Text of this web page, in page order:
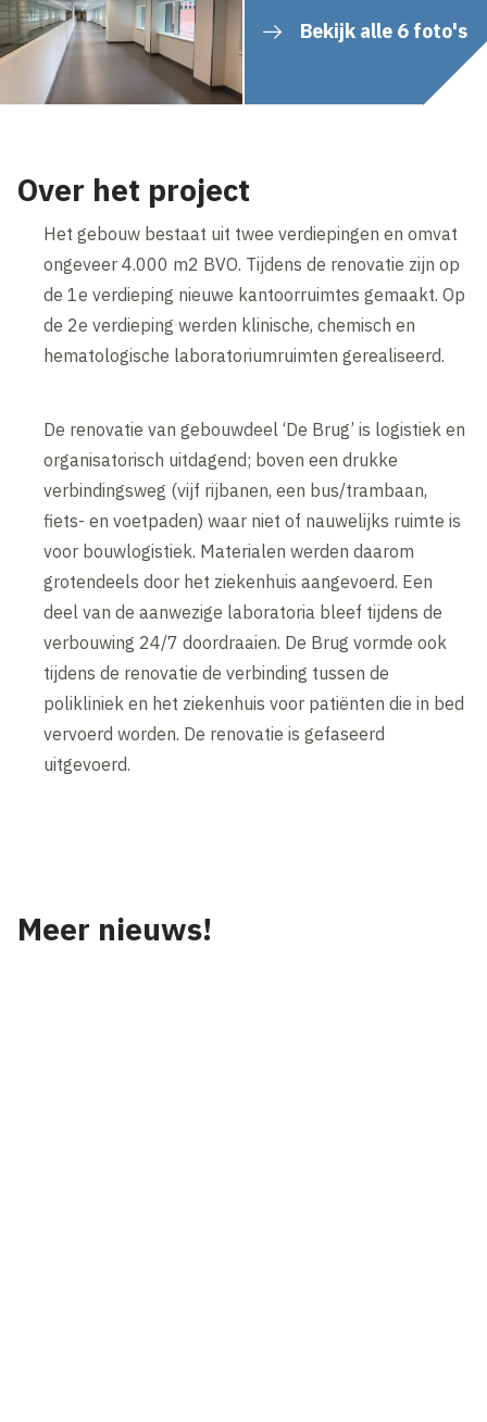
Bekijk alle 6 foto's
Over het project
Het gebouw bestaat uit twee verdiepingen en omvat
ongeveer 4.000 m2 BVO. Tijdens de renovatie zijn op
de 1e verdieping nieuwe kantoorruimtes gemaakt. Op
de 2e verdieping werden klinische, chemisch en
hematologische laboratoriumruimten gerealiseerd.
De renovatie van gebouwdeel ‘De Brug’ is logistiek en
organisatorisch uitdagend; boven een drukke
verbindingsweg (vijf rijbanen, een bus/trambaan,
fiets- en voetpaden) waar niet of nauwelijks ruimte is
voor bouwlogistiek. Materialen werden daarom
grotendeels door het ziekenhuis aangevoerd. Een
deel van de aanwezige laboratoria bleef tijdens de
verbouwing 24/7 doordraaien. De Brug vormde ook
tijdens de renovatie de verbinding tussen de
polikliniek en het ziekenhuis voor patiënten die in bed
vervoerd worden. De renovatie is gefaseerd
uitgevoerd.
Wijzig cookie instellingen
Meer nieuws!